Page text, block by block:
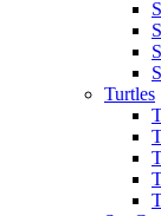
Turtles